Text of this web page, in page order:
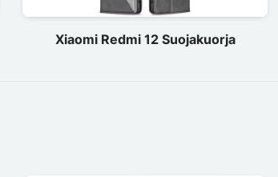
Xiaomi Redmi 12 Suojakuorja